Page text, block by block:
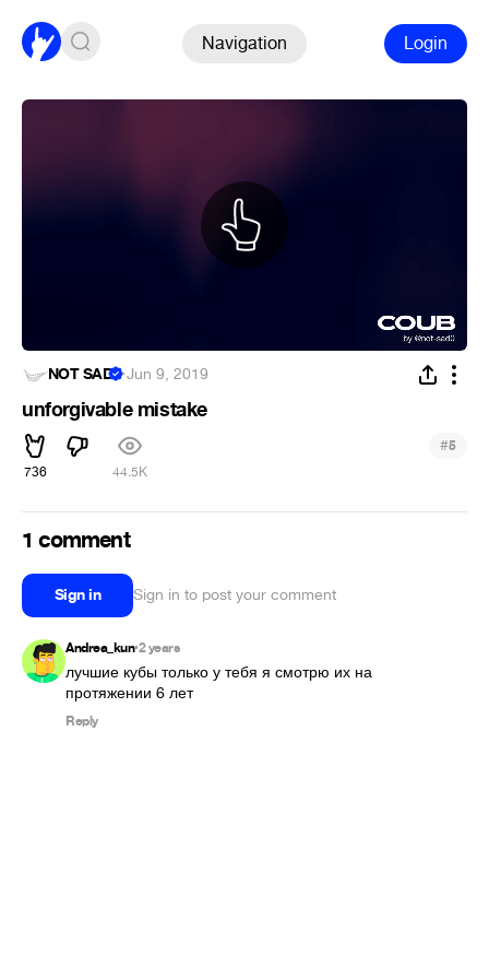
Navigation Login
NOT SAD ·Jun 9, 2019
unforgivable mistake
736 44.5K
#5
1 comment
Sign in Sign in to post your comment
Andrea_kun•2 years
лучшие кубы только у тебя я смотрю их на
протяжении 6 лет
Reply